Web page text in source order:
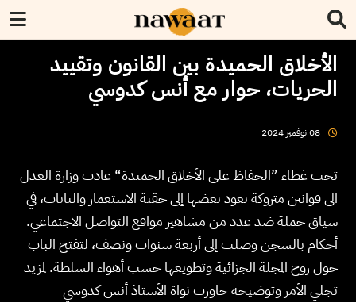
الأخلاق الحميدة بين القانون وتقييد
الحريات، حوار مع أنس كدوسي
08نوفمبر 2024
تحت غطاء ”الحفاظ على الأخلاق الحميدة“ عادت وزارة العدل
الى قوانين متروكة يعود بعضها إلى حقبة الاستعمار والبايات، في
سياق حملة ضد عدد من مشاهير مواقع التواصل الاجتماعي.
أحكام بالسجن وصلت إلى أربعة سنوات ونصف، لتفتح الباب
حول روح المجلة الجزائية وتطويعها حسب أهواء السلطة. لمزيد
تجلي الأمر وتوضيحه حاورت نواة الأستاذ أنس كدوسي